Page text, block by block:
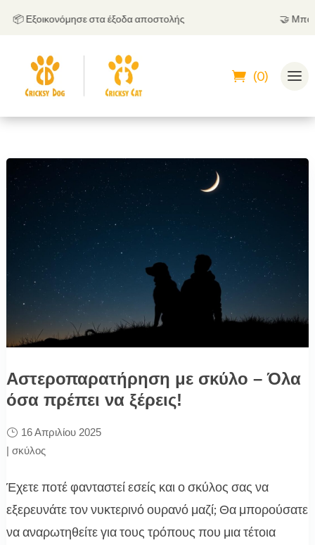
📦 Εξοικονόμησε στα έξοδα αποστολής
(0)
Αστεροπαρατήρηση με σκύλο – Όλα
όσα πρέπει να ξέρεις!
16 Απριλίου 2025
| σκύλος
Έχετε ποτέ φανταστεί εσείς και ο σκύλος σας να
εξερευνάτε τον νυκτερινό ουρανό μαζί; Θα μπορούσατε
να αναρωτηθείτε για τους τρόπους που μια τέτοια